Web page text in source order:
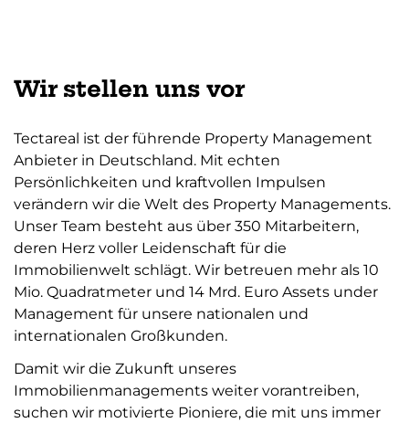
Wir stellen uns vor
Tectareal ist der führende Property Management
Anbieter in Deutschland. Mit echten
Persönlichkeiten und kraftvollen Impulsen
verändern wir die Welt des Property Managements.
Unser Team besteht aus über 350 Mitarbeitern,
deren Herz voller Leidenschaft für die
Immobilienwelt schlägt. Wir betreuen mehr als 10
Mio. Quadratmeter und 14 Mrd. Euro Assets under
Management für unsere nationalen und
internationalen Großkunden.
Damit wir die Zukunft unseres
Immobilienmanagements weiter vorantreiben,
suchen wir motivierte Pioniere, die mit uns immer